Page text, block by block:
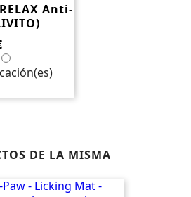
Anti-
DE LA MISMA